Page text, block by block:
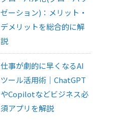
ゼーション)：メリット・
デメリットを総合的に解
説
仕事が劇的に早くなるAI
ツール活用術｜ChatGPT
やCopilotなどビジネス必
須アプリを解説